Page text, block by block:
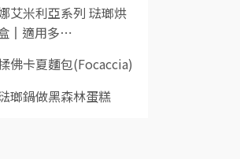
艾米利亞系列 琺瑯烘
║適用多⋯
佛卡夏麵包(Focaccia)
瑯鍋做黑森林蛋糕